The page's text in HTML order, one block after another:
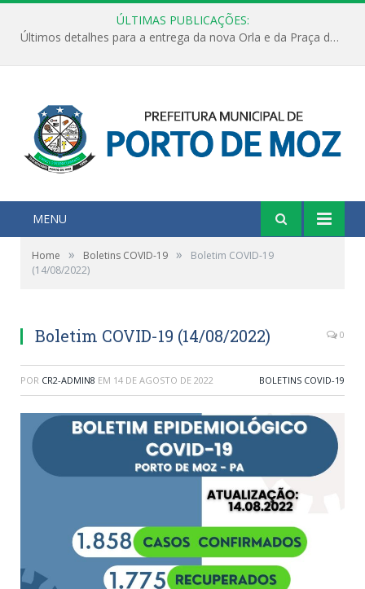
ÚLTIMAS PUBLICAÇÕES:
Últimos detalhes para a entrega da nova Orla e da Praça do Praião
MENU
Home » Boletins COVID-19 »
Boletim COVID-19
(14/08/2022)
Boletim COVID-19 (14/08/2022) 0
POR CR2-ADMIN8 EM 14 DE AGOSTO DE 2022 BOLETINS COVID-19